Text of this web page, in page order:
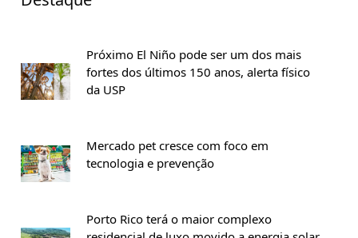
Próximo El Niño pode ser um dos mais
fortes dos últimos 150 anos, alerta físico
da USP
Mercado pet cresce com foco em
tecnologia e prevenção
Porto Rico terá o maior complexo